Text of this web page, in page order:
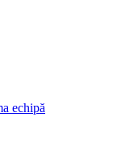
echipă